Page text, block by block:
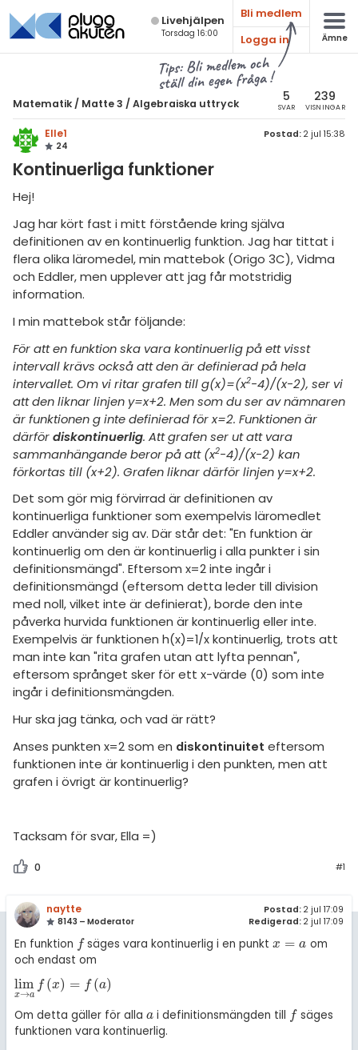
Live­hjälpen
Torsdag 16:00
Bli medlem
Logga in
Ämne
Tips: Bli medlem och
ställ din egen fråga !
Matematik / Matte 3 /Algebraiska uttryck 5
SVAR
239
VISNINGAR
Elle1
24
Postad: 2 jul 15:38
Kontinuerliga funktioner
Hej!
Jag har kört fast i mitt förstående kring själva
definitionen av en kontinuerlig funktion. Jag har tittat i
flera olika läromedel, min mattebok (Origo 3C), Vidma
och Eddler, men upplever att jag får motstridig
information.
I min mattebok står följande:
För att en funktion ska vara kontinuerlig på ett visst
intervall krävs också att den är definierad på hela
intervallet. Om vi ritar grafen till g(x)=(x2-4)/(x-2), ser vi
att den liknar linjen y=x+2. Men som du ser av nämnaren
är funktionen g inte definierad för x=2. Funktionen är
därfördiskontinuerlig. Att grafen ser ut att vara
sammanhängande beror på att (x2-4)/(x-2) kan
förkortas till (x+2). Grafen liknar därför linjen y=x+2.
Det som gör mig förvirrad är definitionen av
kontinuerliga funktioner som exempelvis läromedlet
Eddler använder sig av. Där står det: "En funktion är
kontinuerlig om den är kontinuerlig i alla punkter i sin
definitionsmängd". Eftersom x=2 inte ingår i
definitionsmängd (eftersom detta leder till division
med noll, vilket inte är definierat), borde den inte
påverka hurvida funktionen är kontinuerlig eller inte.
Exempelvis är funktionen h(x)=1/x kontinuerlig, trots att
man inte kan "rita grafen utan att lyfta pennan",
eftersom språnget sker för ett x-värde (0) som inte
ingår i definitionsmängden.
Hur ska jag tänka, och vad är rätt?
Anses punkten x=2 som en diskontinuitet eftersom
funktionen inte är kontinuerlig i den punkten, men att
grafen i övrigt är kontinuerlig?
Tacksam för svar, Ella =)
0 #1
naytte
8143 – Moderator
Postad: 2 jul 17:09
Redigerad: 2 jul 17:09
En funktion f
fsäges vara kontinuerlig i en punktx = a
x=a
om
och endast om
lim
x→a
f (x) = f (a)
limx → afx=fa
Om detta gäller för alla a
a i definitionsmängden till f
fsäges
funktionen vara kontinuerlig.
Alla ämnen
Alla trådar
7
1
2
3
Matematik
Derivata
Naturliga logaritmer
Integraler
Topplistor
Regler
För lärare
Om Pluggakuten
Allmänna villkor
Cookie-inställningar
4
5
högskolan
(mattedelen)
diskussioner
& Bygg
språk
ämnen
diskussioner